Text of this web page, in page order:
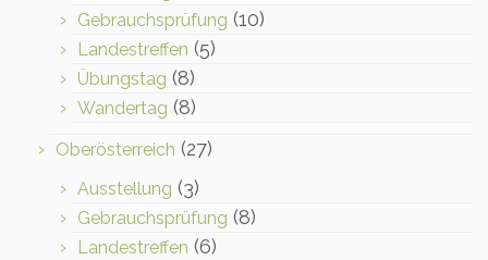
Gebrauchsprüfung (10)
Landestreffen (5)
Übungstag (8)
Wandertag (8)
Oberösterreich (27)
Ausstellung (3)
Gebrauchsprüfung (8)
Landestreffen (6)